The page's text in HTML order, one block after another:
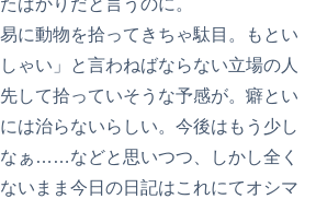
ばかりだと言うのに。
に動物を拾ってきちゃ駄目。もとい
ゃい」と言わねばならない立場の人
して拾っていそうな予感が。癖とい
は治らないらしい。今後はもう少し
ぁ……などと思いつつ、しかし全く
いまま今日の日記はこれにてオシマ